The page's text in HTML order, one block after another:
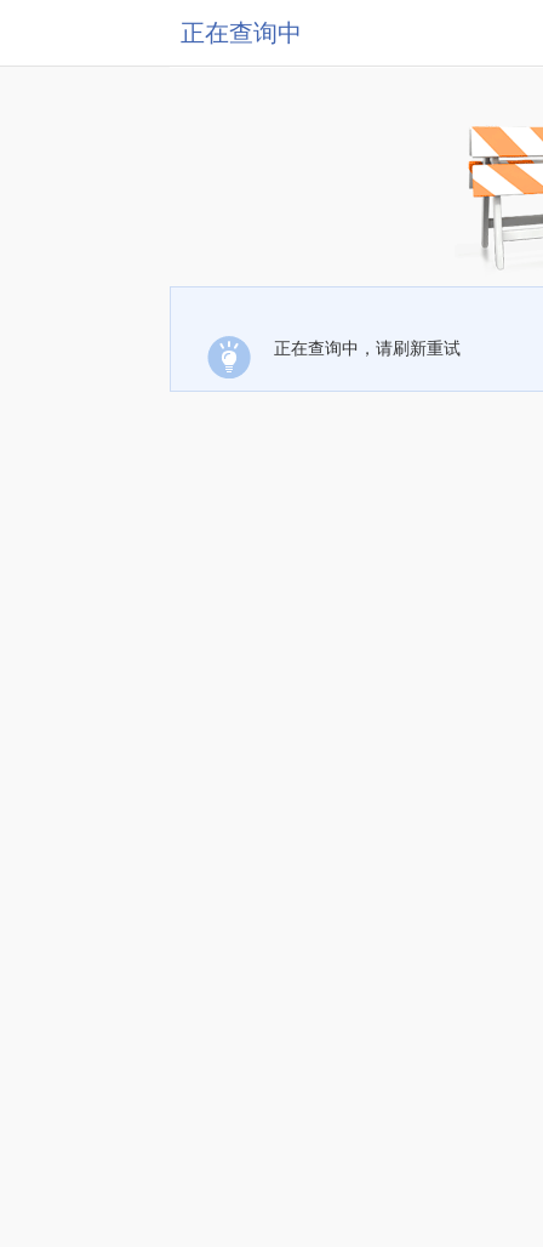
正在查询中
正在查询中，请刷新重试